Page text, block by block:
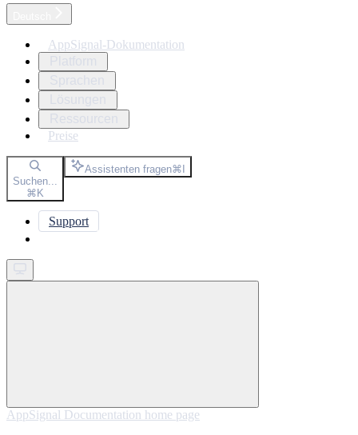
AppSignal-Dokumentation
Preise
Suchen...
⌘K
Assistenten fragen⌘I
Support
AppSignal Documentation home page